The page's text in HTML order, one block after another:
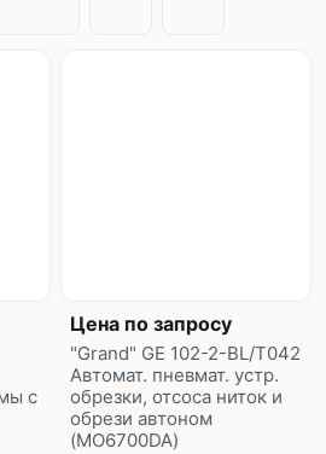
с
Цена по запросу
"Grand" GE 102-2-BL/T042
Автомат. пневмат. устр.
обрезки, отсоса ниток и
обрези автоном
(MO6700DA)